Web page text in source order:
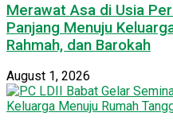
Merawat Asa di Usia
Panjang Menuju
Rahmah, dan Barokah
August 1, 2026